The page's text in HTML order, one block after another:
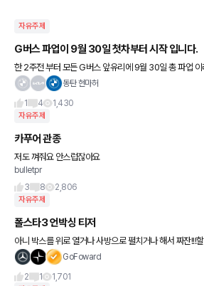
자유주제
G버스 파업이 9월 30일 첫차부터 시작 입니다.
한 2주전 부터 모든 G버스 앞유리에 9월 30일 총 파업 이라는 포스
터 를 봤고, 벌써 9월 30일이 되었네요. 퇴근 후 집 도착하자마자 재
동탄 현마허
1
4 1,430
자유주제
카푸어 관종
저도 껴줘요 안스럽잖아요
bulletpr
3
8 2,806
자유주제
폴스타3 언박싱 티저
아니 박스를 위로 열거나 사방으로 펼치거나 해서 짜잔!!!
데 아니......... 슬라이딩방식이라니???? 근데 진심 제가 폴스타가 있어
GoFoward
2
1 1,701